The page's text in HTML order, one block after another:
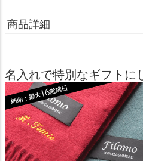
商品詳細
名入れで特別なギフトに